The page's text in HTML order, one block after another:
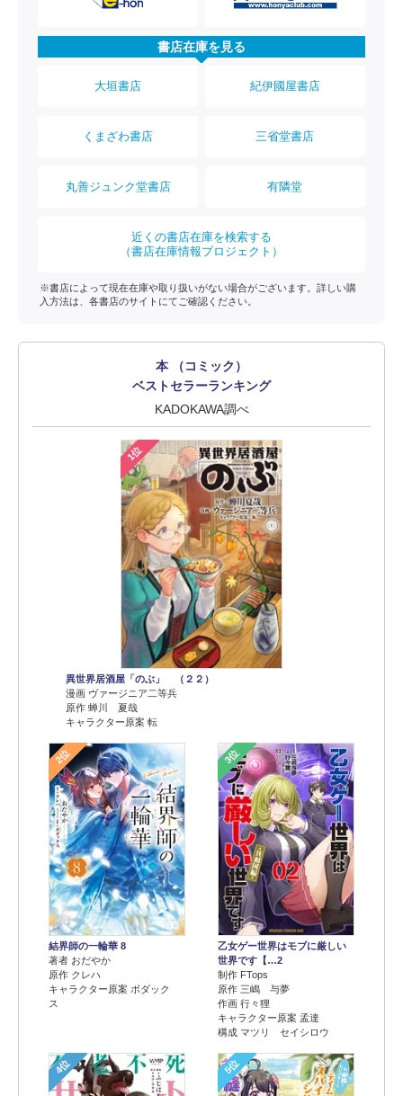
書店在庫を見る
大垣書店 紀伊國屋書店
くまざわ書店 三省堂書店
丸善ジュンク堂書店 有隣堂
近くの書店在庫を検索する
（書店在庫情報プロジェクト）
※書店によって現在在庫や取り扱いがない場合がございます。詳しい購
入方法は、各書店のサイトにてご確認ください。
本 （コミック）
ベストセラーランキング
KADOKAWA調べ
1位
異世界居酒屋「のぶ」 （２２）
漫画 ヴァージニア二等兵
原作 蝉川 夏哉
キャラクター原案 転
2位
結界師の一輪華 8
著者 おだやか
原作 クレハ
キャラクター原案 ボダック
ス
3位
乙女ゲー世界はモブに厳しい
世界です【…2
制作 FTops
原作 三嶋 与夢
作画 行々狸
キャラクター原案 孟達
構成 マツリ セイシロウ
4位 5位